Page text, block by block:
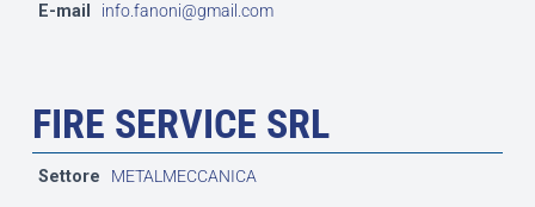
E-mail info.fanoni@gmail.com
FIRE SERVICE SRL
Settore METALMECCANICA